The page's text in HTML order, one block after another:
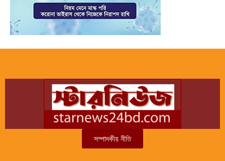
সম্পাদকীয় নীতি